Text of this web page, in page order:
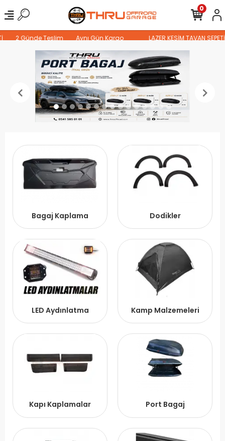
2 Günde Teslim Aynı Gün Kargo LAZER KESİM TAVAN SEPETİ
0
Bagaj Kaplama Dodikler
LED Aydınlatma Kamp Malzemeleri
Kapı Kaplamalar Port Bagaj